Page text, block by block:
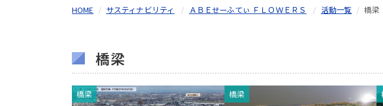
HOME サスティナビリティ ＡＢＥせーふてぃ ＦＬＯＷＥＲＳ 活動一覧 橋梁
橋梁
橋梁 橋梁